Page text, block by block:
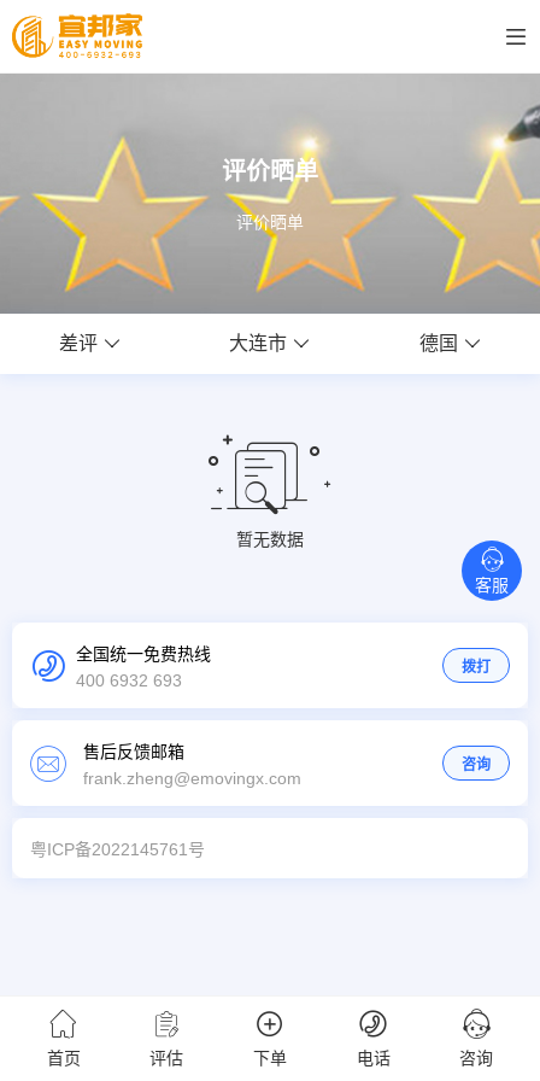
评价晒单
评价晒单
差评 大连市 德国
暂无数据
全国统一免费热线
400 6932 693
拨打
售后反馈邮箱
frank.zheng@emovingx.com
咨询
粤ICP备2022145761号
首页 评估 下单 电话 咨询
客服